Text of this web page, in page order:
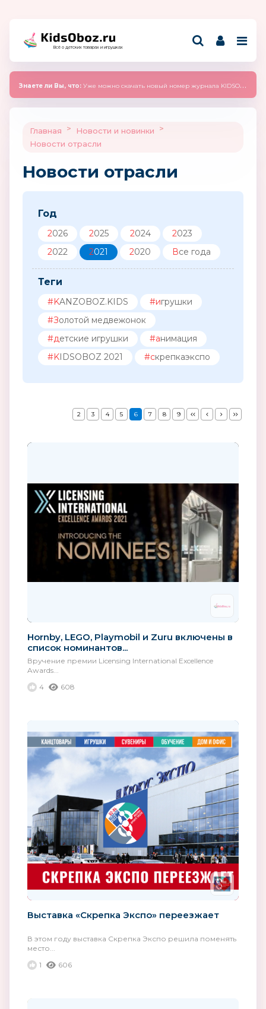
Всё о детских товарах и игрушках
Знаете ли Вы, что: Уже можно скачать новый номер журнала KIDSOBOZ 2025 (сентябрь)
Главная > Новости и новинки
>
Новости отрасли
Новости отрасли
Год
2026 2025 2024
2023
2022
2021 2020 Все года
Теги
#KANZOBOZ.KIDS
#игрушки
#Золотой медвежонок
#детские игрушки
#анимация
#KIDSOBOZ 2021
#скрепкаэкспо
2 3 4 5 6 7 8 9
Hornby, LEGO, Playmobil и Zuru включены в
список номинантов...
Вручение премии Licensing International Excellence
Awards...
4
608
Выставка «Скрепка Экспо» переезжает
В этом году выставка Скрепка Экспо решила поменять
место...
1
606